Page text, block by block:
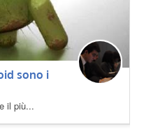
sono i
il più...